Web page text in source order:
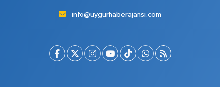
info@uygurhaberajansi.com